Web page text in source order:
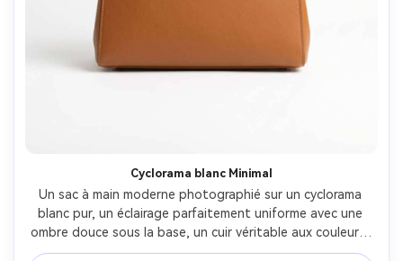
Cyclorama blanc Minimal
Un sac à main moderne photographié sur un cyclorama
blanc pur, un éclairage parfaitement uniforme avec une
ombre douce sous la base, un cuir véritable aux couleurs,
des bords immaculés, photographié sur Nikon Z9, 85mm,